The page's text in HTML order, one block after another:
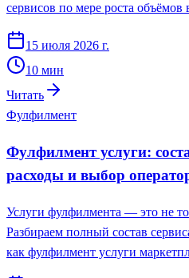
сервисов по мере роста объёмов
15 июля 2026 г.
10 мин
Читать
Фулфилмент
Фулфилмент услуги:
расходы и выбор
Услуги фулфилмента — это не
Разбираем полный состав
как фулфилмент услуги